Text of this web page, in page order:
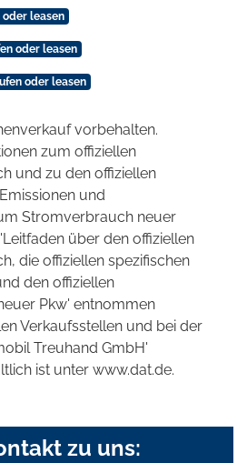
oder leasen
oder leasen
oder leasen
vorbehalten.
zum offiziellen
und zu den offiziellen
und
Stromverbrauch neuer
über den offiziellen
die offiziellen spezifischen
den offiziellen
Pkw' entnommen
Verkaufsstellen und bei der
Treuhand GmbH'
ist unter www.dat.de.
zu uns: